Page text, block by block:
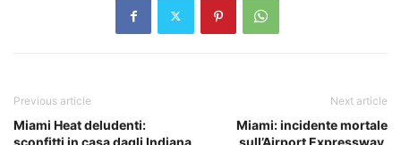
Previous article
Miami Heat deludenti:
sconfitti in casa dagli Indiana
Next article
Miami: incidente mortale
sull’Airport Expressway,